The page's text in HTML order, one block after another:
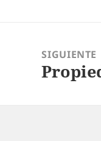
SIGUIENTE
Entrada